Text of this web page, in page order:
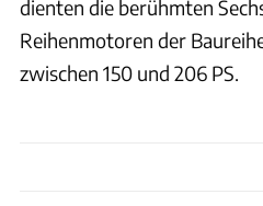
dienten die berühmten
Reihenmotoren der
zwischen 150 und 206 PS.